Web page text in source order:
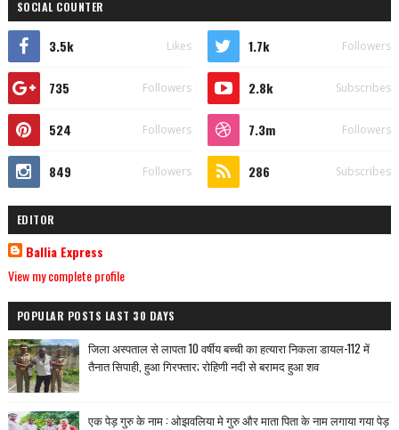
SOCIAL COUNTER
3.5k Likes 1.7k Followers
735 Followers 2.8k Subscribes
524 Followers 7.3m Followers
849 Followers 286 Subscribes
EDITOR
Ballia Express
View my complete profile
POPULAR POSTS LAST 30 DAYS
जिला अस्पताल से लापता 10 वर्षीय बच्ची का हत्यारा निकला डायल-112 में
तैनात सिपाही, हुआ गिरफ्तार; रोहिणी नदी से बरामद हुआ शव
एक पेड़ गुरु के नाम : ओझवलिया मे गुरु और माता पिता के नाम लगाया गया पेड़